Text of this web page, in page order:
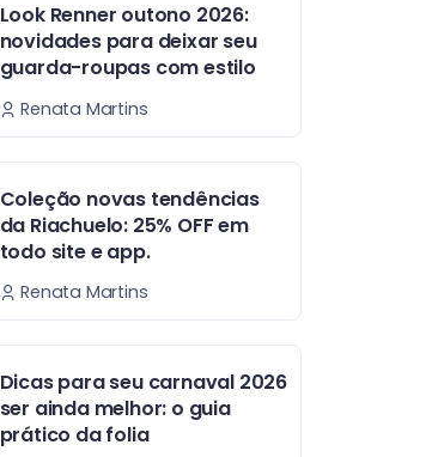
Look Renner outono 2026:
novidades para deixar seu
guarda-roupas com estilo
Renata Martins
Coleção novas tendências
da Riachuelo: 25% OFF em
todo site e app.
Renata Martins
Dicas para seu carnaval 2026
ser ainda melhor: o guia
prático da folia